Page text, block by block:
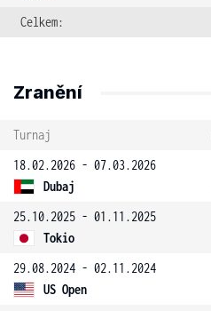
Celkem:
Zranění
Turnaj
18.02.2026 - 07.03.2026
Dubaj
25.10.2025 - 01.11.2025
Tokio
29.08.2024 - 02.11.2024
US Open